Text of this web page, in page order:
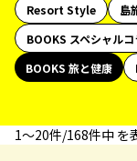
Resort Style
島
BOOKS スペシャル
BOOKS 旅と健康
1〜20件/168件中 を